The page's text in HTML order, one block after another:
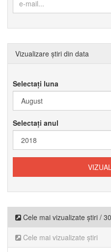
Vizualizare știri din data
Selectați luna
Selectați anul
Cele mai vizualizate știri /
Cele mai vizualizate știri